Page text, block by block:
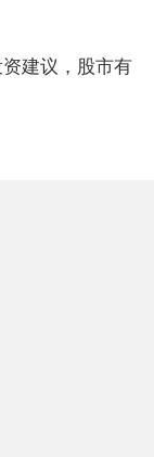
建议，股市有